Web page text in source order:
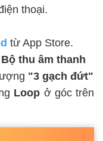
thoại.
từ App Store.
Bộ thu âm thanh
"3 gạch đứt"
Loop ở góc trên